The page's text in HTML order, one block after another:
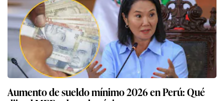
Aumento de sueldo mínimo 2026 en Perú: Qué